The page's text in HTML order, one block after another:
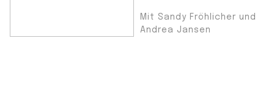
Mit Sandy Fröhlicher und
Andrea Jansen